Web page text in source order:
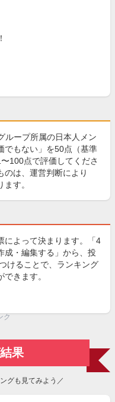
ループ所属の日本人メン
でもない」を50点（基準
100点で評価してくださ
のは、運営判断により
す。
によって決まります。「4
成・編集する」から、投
けることで、ランキング
きます。
ク
果
グも見てみよう／